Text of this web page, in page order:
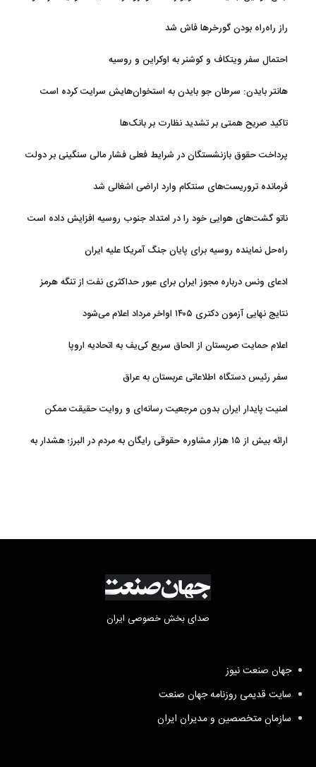
راز راه‌راه بودن گورخرها فاش شد
احتمال سفر ویتکاف و کوشنر به اوکراین و روسیه
هانتر بایدن: سرطان جو بایدن به استخوان‌هایش سرایت کرده است
تاکید صریح همتی بر تشدید نظارت بر بانک‌ها
پرداخت حقوق بازنشستگان در شرایط فعلی فشار مالی سنگینی بر دولت
فرمانده تروریست‌های سنتکام وارد اراضی اشغالی شد
ناتو گشت‌های هوایی خود را در امتداد جنوب روسیه افزایش داده است
راه‌حل نماینده روسیه برای پایان جنگ آمریکا علیه ایران
ادعای ونس درباره مجوز ایران برای عبور حداکثری نفت از تنگه هرمز
نتایج نهایی آزمون دکتری ۱۴۰۵ اواخر مرداد اعلام می‌شود
اعلام حمایت صربستان از الحاق سریع کی‌یف به اتحادیه اروپا
سفر رئیس دستگاه اطلاعاتی عربستان به عراق
امنیت پایدار ایران بدون مرجعیت رسانه‌ای و روایت حقیقت ممکن
ارائه بیش از ۱۵ هزار مشاوره حقوقی رایگان به مردم در البرز؛ هشدار به
صدای بخش خصوصی ایران
جهان صنعت نیوز
سایت قدیمی روزنامه جهان صنعت
سازمان متخصصین و مدیران ایران